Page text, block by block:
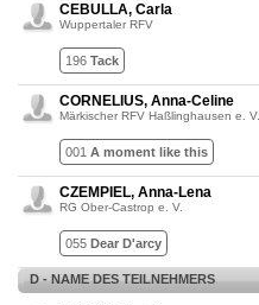
CEBULLA, Carla
Wuppertaler RFV
196 Tack
CORNELIUS, Anna-Celine
Märkischer RFV Haßlinghausen e. V.
001 A moment like this
CZEMPIEL, Anna-Lena
RG Ober-Castrop e. V.
055 Dear D'arcy
D - NAME DES TEILNEHMERS